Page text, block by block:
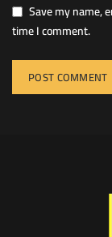
Save my name,
time I comment.